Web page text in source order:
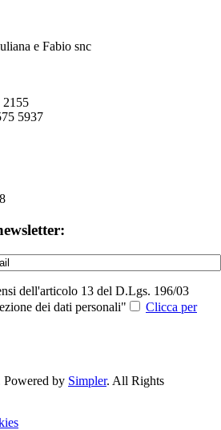
e Fabio snc
2155
5937
dell'articolo 13 del D.Lgs. 196/03
dei dati personali"
Clicca per
by Simpler. All Rights